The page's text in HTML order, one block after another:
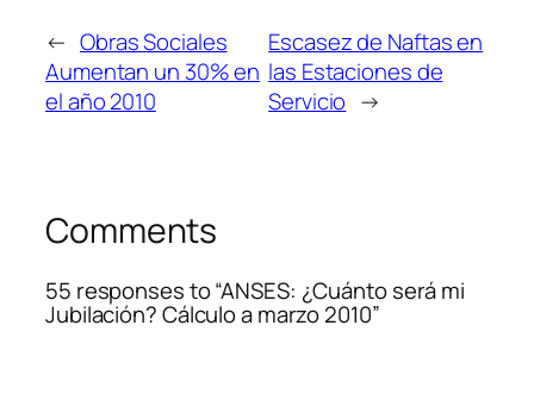
← Obras Sociales
Aumentan un 30% en
el año 2010
Escasez de Naftas en
las Estaciones de
Servicio →
Comments
55 responses to “ANSES: ¿Cuánto será mi
Jubilación? Cálculo a marzo 2010”